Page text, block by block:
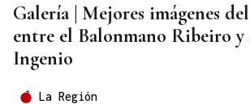
Galería | Mejores imágenes
entre el Balonmano Ribeiro y
Ingenio
La Región